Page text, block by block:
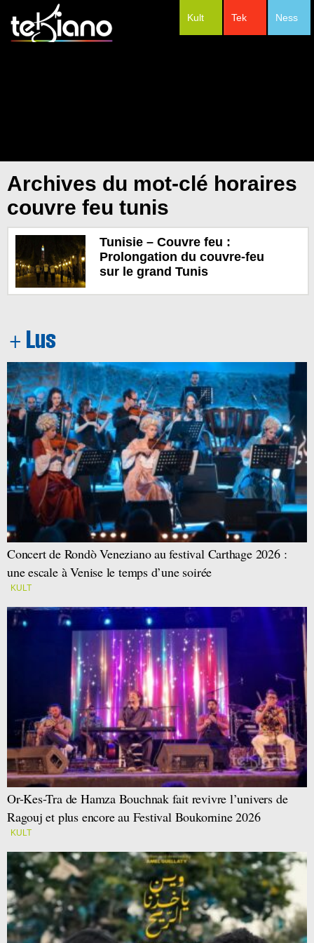
Ness
Tek
Kult
Archives du mot-clé horaires
couvre feu tunis
Tunisie – Couvre feu :
Prolongation du couvre-feu
sur le grand Tunis
Concert de Rondò Veneziano au festival Carthage 2026 :
une escale à Venise le temps d’une soirée
KULT
Or-Kes-Tra de Hamza Bouchnak fait revivre l’univers de
Ragouj et plus encore au Festival Boukornine 2026
KULT